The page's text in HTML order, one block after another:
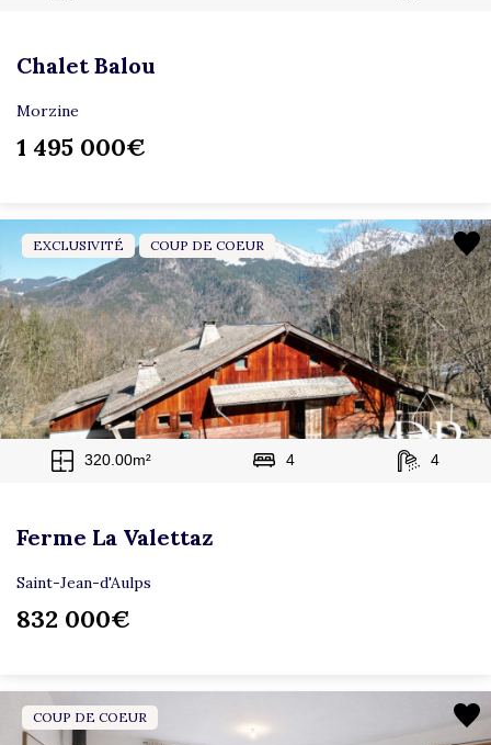
Chalet Balou
Morzine
1 495 000€
EXCLUSIVITÉ COUP DE COEUR
320.00m² 4 4
Ferme La Valettaz
Saint-Jean-d'Aulps
832 000€
COUP DE COEUR